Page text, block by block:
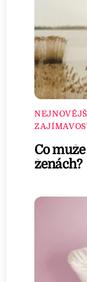
Co
ženách?